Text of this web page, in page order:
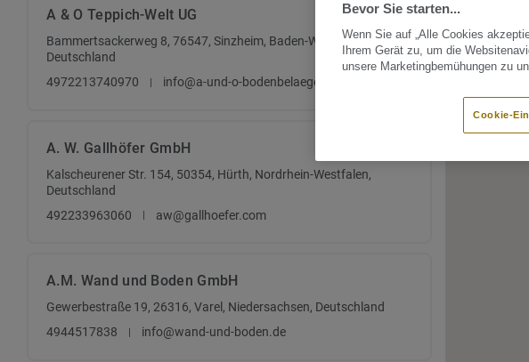
A & O Teppich-Welt UG
Bammertsackerweg 8, 76547, Sinzheim, Baden-Württemberg,
Deutschland
4972213740970
info@a-und-o-bodenbelaege.de
A. W. Gallhöfer GmbH
Kalscheurener Str. 154, 50354, Hürth, Nordrhein-Westfalen,
Deutschland
492233963060
aw@gallhoefer.com
A.M. Wand und Boden GmbH
Gewerbestraße 19, 26316, Varel, Niedersachsen, Deutschland
4944517838
info@wand-und-boden.de
Bevor Sie starten...
Wenn Sie auf „Alle Cookies
Ihrem Gerät zu, um die
unsere Marketingbemühungen zu
Cookie-